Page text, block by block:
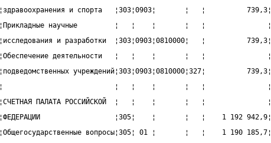
¦здравоохранения и спорта   ¦303¦0903¦       ¦   ¦          739,3¦
¦Прикладные научные         ¦   ¦    ¦       ¦   ¦               ¦
¦исследования и разработки  ¦303¦0903¦0810000¦   ¦          739,3¦
¦Обеспечение деятельности   ¦   ¦    ¦       ¦   ¦               ¦
¦подведомственных учреждений¦303¦0903¦0810000¦327¦          739,3¦
¦                           ¦   ¦    ¦       ¦   ¦               ¦
¦СЧЕТНАЯ ПАЛАТА РОССИЙСКОЙ  ¦   ¦    ¦       ¦   ¦               ¦
¦ФЕДЕРАЦИИ                  ¦305¦    ¦       ¦   ¦    1 192 942,9¦
¦Общегосударственные вопросы¦305¦ 01 ¦       ¦   ¦    1 190 185,7¦